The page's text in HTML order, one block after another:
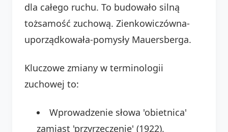
dla całego ruchu. To budowało silną
tożsamość zuchową. Zienkowiczówna-
uporządkowała-pomysły Mauersberga.
Kluczowe zmiany w terminologii
zuchowej to:
Wprowadzenie słowa 'obietnica'
zamiast 'przyrzeczenie' (1922).